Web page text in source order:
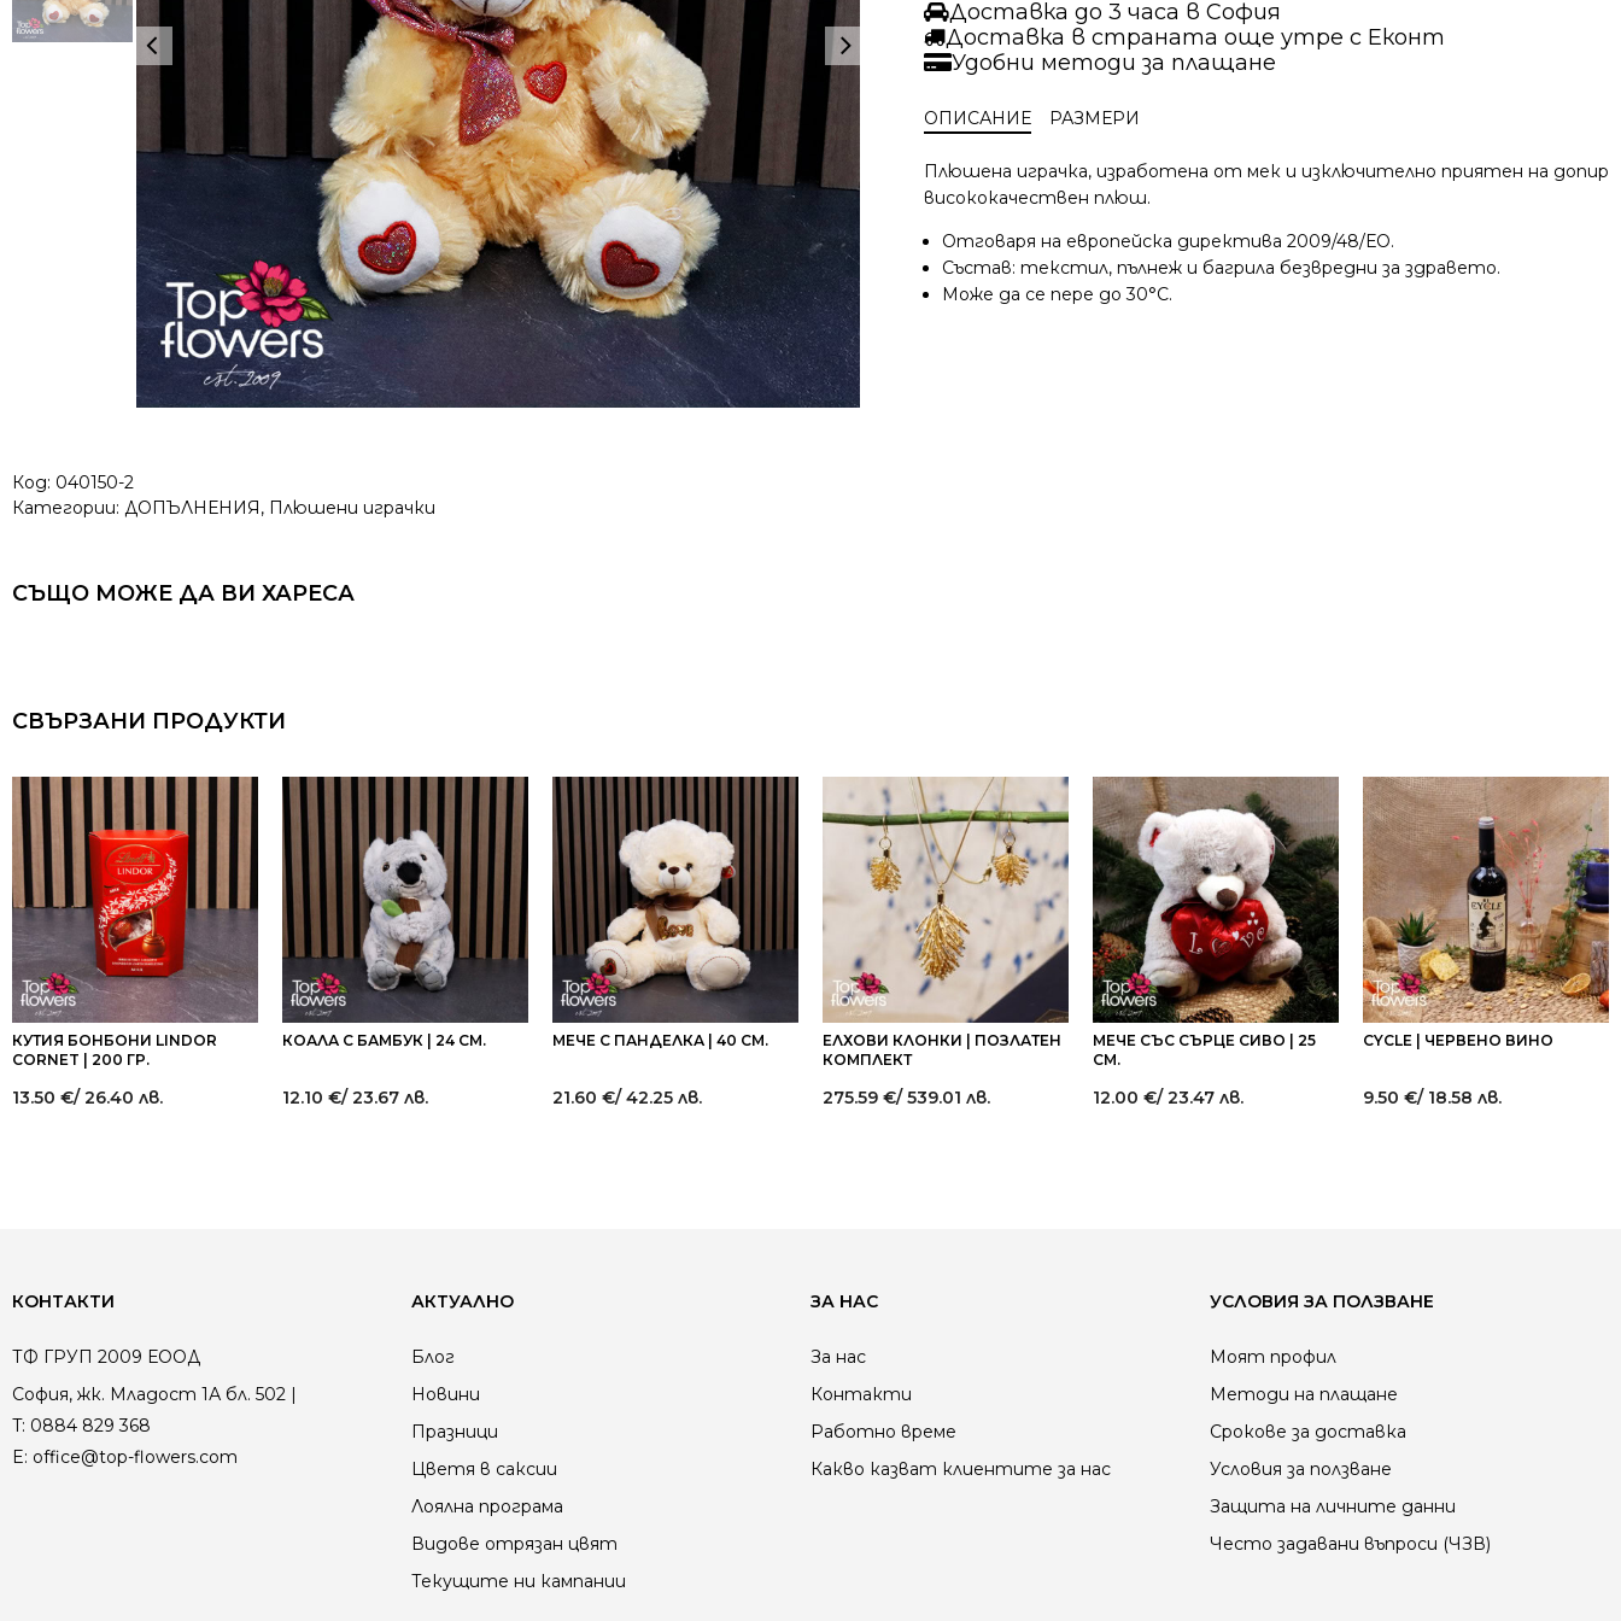
брокатена
панделка
кафяво
см.
Доставка до 3 часа в София
Доставка в страната още утре с Еконт
Удобни методи за плащане
ОПИСАНИЕ РАЗМЕРИ
Плюшена играчка, изработена от мек и изключително приятен на допир
висококачествен плюш.
Отговаря на европейска директива 2009/48/ЕО.
Състав: текстил, пълнеж и багрила безвредни за здравето.
Може да се пере до 30°С.
Код: 040150-2
Категории: ДОПЪЛНЕНИЯ, Плюшени играчки
СЪЩО МОЖЕ ДА ВИ ХАРЕСА
СВЪРЗАНИ ПРОДУКТИ
КУТИЯ БОНБОНИ LINDOR
CORNET | 200 ГР.
13.50 €/ 26.40 лв.
КОАЛА С БАМБУК | 24 СМ.
12.10 €/ 23.67 лв.
МЕЧЕ С ПАНДЕЛКА | 40 СМ.
21.60 €/ 42.25 лв.
ЕЛХОВИ КЛОНКИ | ПОЗЛАТЕН
КОМПЛЕКТ
275.59 €/ 539.01 лв.
МЕЧЕ СЪС СЪРЦЕ СИВО | 25
СМ.
12.00 €/ 23.47 лв.
CYCLE | ЧЕРВЕНО ВИНО
9.50 €/ 18.58 лв.
КОНТАКТИ
ТФ ГРУП 2009 ЕООД
София, жк. Младост 1А бл. 502 |
T: 0884 829 368
E: office@top-flowers.com
АКТУАЛНО
Блог
Новини
Празници
Цветя в саксии
Лоялна програма
Видове отрязан цвят
Текущите ни кампании
ЗА НАС
За нас
Контакти
Работно време
Какво казват клиентите за нас
УСЛОВИЯ ЗА ПОЛЗВАНЕ
Моят профил
Методи на плащане
Срокове за доставка
Условия за ползване
Защита на личните данни
Често задавани въпроси (ЧЗВ)